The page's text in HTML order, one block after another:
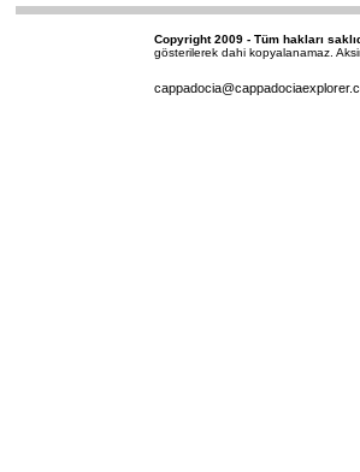
Copyright 2009 - Tüm hakları
gösterilerek dahi kopyalanamaz.